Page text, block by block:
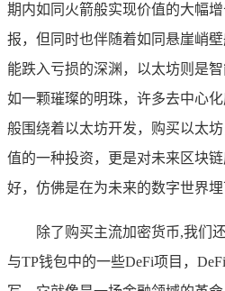
期内如同火箭般实现价值的大幅
报，但同时也伴随着如同悬崖峭
能跌入亏损的深渊，以太坊则是
如一颗璀璨的明珠，许多去中心
般围绕着以太坊开发，购买以太
值的一种投资，更是对未来区块
好，仿佛是在为未来的数字世界埋
除了购买主流加密货币,我们
与TP钱包中的一些DeFi项目，